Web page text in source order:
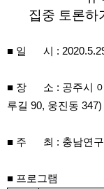
집중 토론하
■ 일 시 :
■ 장 소 : 공주시 아
루길 90, 웅진동 347)
■ 주 최 : 충남연구
■ 프로그램